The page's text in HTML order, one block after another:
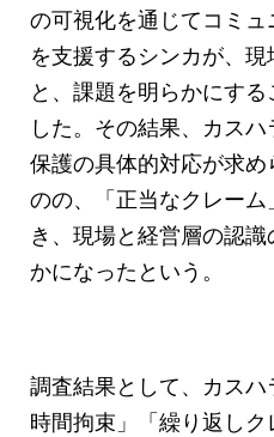
の可視化を通じてコミ
を支援するシンカが、
と、課題を明らかにす
した。その結果、カス
保護の具体的対応が求
のの、「正当なクレー
き、現場と経営層の認
かになったという。
調査結果として、カス
時間拘束」「繰り返しク